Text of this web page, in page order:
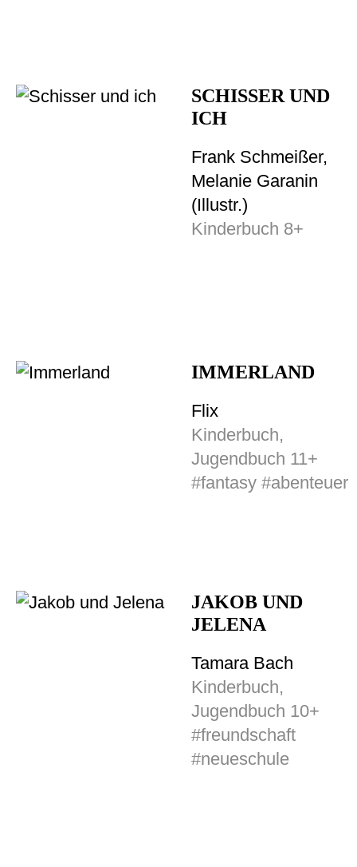
SCHISSER UND
ICH
Frank Schmeißer,
Melanie Garanin
(Illustr.)
Kinderbuch 8+
IMMERLAND
Flix
Kinderbuch,
Jugendbuch 11+
#fantasy #abenteuer
JAKOB UND
JELENA
Tamara Bach
Kinderbuch,
Jugendbuch 10+
#freundschaft
#neueschule